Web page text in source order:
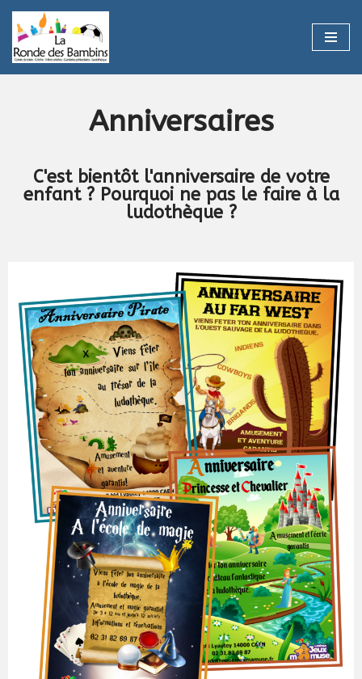
Aller
au
Anniversaires
C'est bientôt l'anniversaire de votre
enfant ? Pourquoi ne pas le faire à la
ludothèque ?